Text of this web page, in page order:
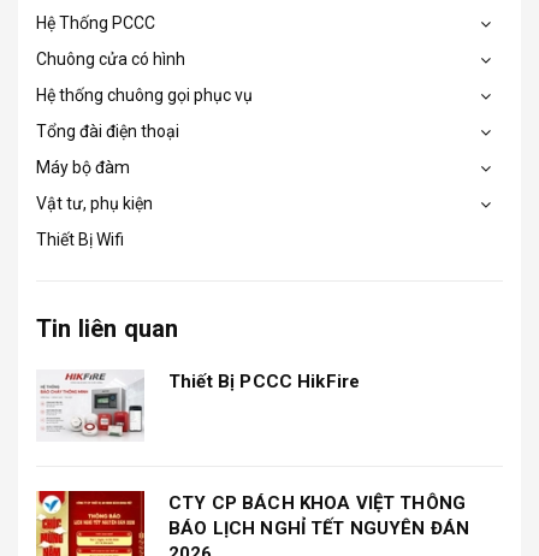
Hệ Thống PCCC
Chuông cửa có hình
Hệ thống chuông gọi phục vụ
Tổng đài điện thoại
Máy bộ đàm
Vật tư, phụ kiện
Thiết Bị Wifi
Tin liên quan
Thiết Bị PCCC HikFire
CTY CP BÁCH KHOA VIỆT THÔNG
BÁO LỊCH NGHỈ TẾT NGUYÊN ĐÁN